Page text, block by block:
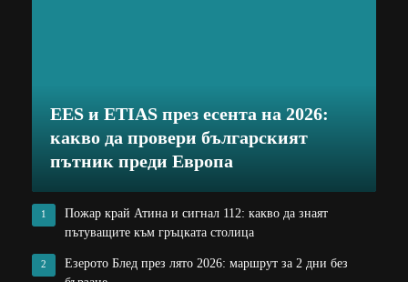
EES и ETIAS през есента на 2026:
какво да провери българският
пътник преди Европа
1
Пожар край Атина и сигнал 112: какво да знаят
пътуващите към гръцката столица
2
Езерото Блед през лято 2026: маршрут за 2 дни без